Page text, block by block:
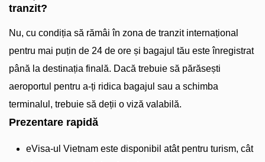
tranzit?
Nu, cu condiția să rămâi în zona de tranzit internațional
pentru mai puțin de 24 de ore și bagajul tău este înregistrat
până la destinația finală. Dacă trebuie să părăsești
aeroportul pentru a-ți ridica bagajul sau a schimba
terminalul, trebuie să deții o viză valabilă.
Prezentare rapidă
eVisa-ul Vietnam este disponibil atât pentru turism, cât